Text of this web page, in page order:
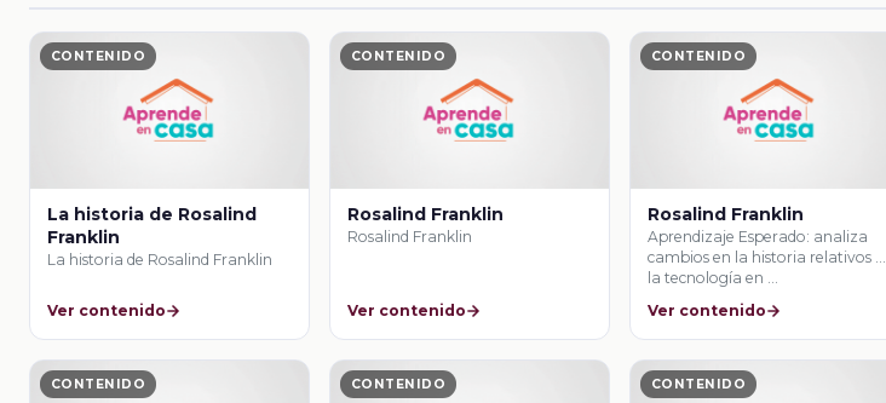
CONTENIDO
La historia de Rosalind
Franklin
La historia de Rosalind Franklin
Ver contenido
CONTENIDO
Rosalind Franklin
Rosalind Franklin
Ver contenido
CONTENIDO
Rosalind Franklin
Aprendizaje Esperado: analiza
cambios en la historia relativos a
la tecnología en …
Ver contenido
CONTENIDO CONTENIDO CONTENIDO